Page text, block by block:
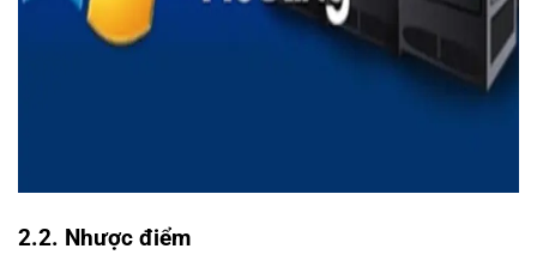
2.2. Nhược điểm